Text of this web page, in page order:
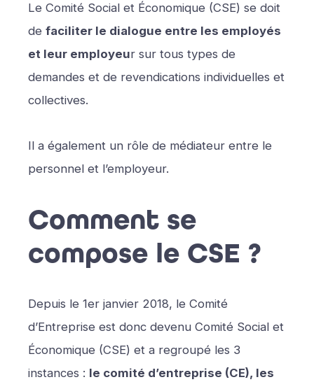
Le Comité Social et Économique (CSE) se doit
de faciliter le dialogue entre les employés
et leur employeur sur tous types de
demandes et de revendications individuelles et
collectives.
Il a également un rôle de médiateur entre le
personnel et l’employeur.
Comment se
compose le CSE ?
Depuis le 1er janvier 2018, le Comité
d’Entreprise est donc devenu Comité Social et
Économique (CSE) et a regroupé les 3
instances : le comité d’entreprise (CE), les